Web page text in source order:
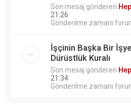
Son mesaj gönderen
21:26
Gönderilme zamanı
İşçinin Başka Bir
Dürüstlük Kuralı
Son mesaj gönderen
21:34
Gönderilme zamanı